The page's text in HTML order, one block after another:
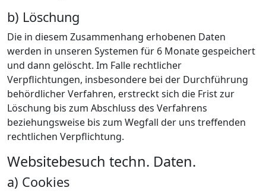
b) Löschung
Die in diesem Zusammenhang erhobenen Daten
werden in unseren Systemen für 6 Monate gespeichert
und dann gelöscht. Im Falle rechtlicher
Verpflichtungen, insbesondere bei der Durchführung
behördlicher Verfahren, erstreckt sich die Frist zur
Löschung bis zum Abschluss des Verfahrens
beziehungsweise bis zum Wegfall der uns treffenden
rechtlichen Verpflichtung.
Websitebesuch techn. Daten.
a) Cookies